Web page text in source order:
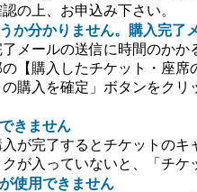
の上、お申込み下さい。
か分かりません。購入完了
了メールの送信に時間のか
【購入したチケット・座
購入を確定」ボタンをク
きません
入が完了するとチケットの
が入っていないと、「チ
使用できません